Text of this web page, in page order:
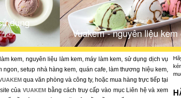
dụng
Vuakem - nguyên liệu kem
kem, nguyên liệu làm kem, máy làm kem, sử dụng dịch vụ
ngon, setup nhà hàng kem, quán cafe, làm thương hiệu kem,
qua văn phòng và công ty, hoặc mua hàng trực tiếp tại
của VUAKEM bằng cách truy cấp vào mục Liên hệ và xem